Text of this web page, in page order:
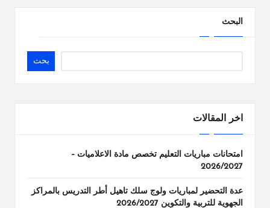
البحث
بحث
اخر المقالات
امتحانات مباريات التعليم تخصص مادة الاعلاميات –
2026/2027
عدة التحضير لمباريات ولوج سلك تاهيل أطر التدريس بالمراكز
الجهوية للتربية والتكوين 2026/2027